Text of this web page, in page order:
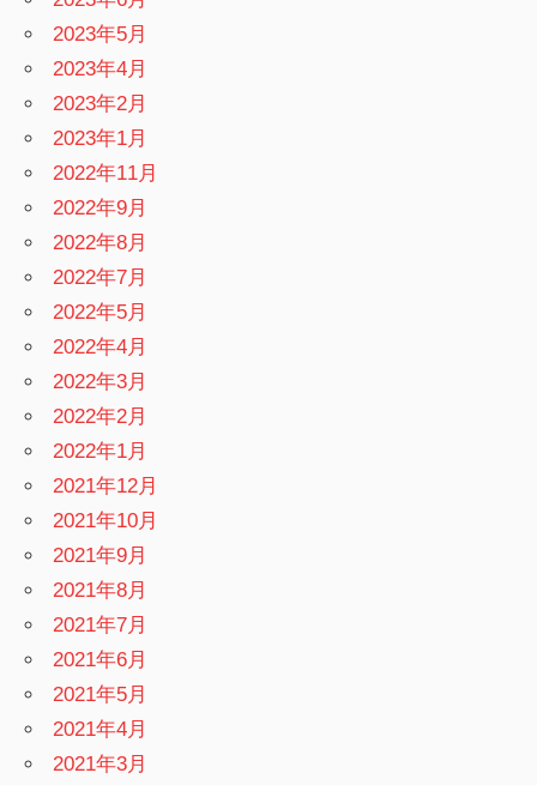
2023年5月
2023年4月
2023年2月
2023年1月
2022年11月
2022年9月
2022年8月
2022年7月
2022年5月
2022年4月
2022年3月
2022年2月
2022年1月
2021年12月
2021年10月
2021年9月
2021年8月
2021年7月
2021年6月
2021年5月
2021年4月
2021年3月